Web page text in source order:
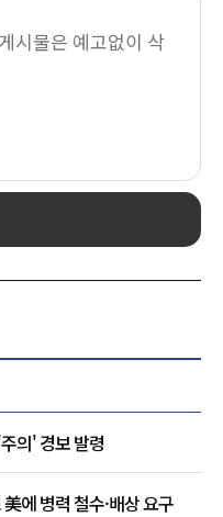
의' 경보 발령
에 병력 철수·배상 요구